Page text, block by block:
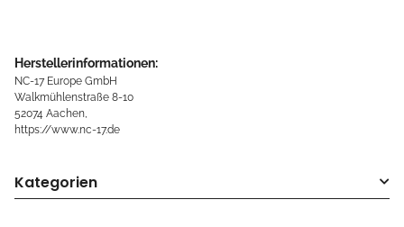
Herstellerinformationen:
NC-17 Europe GmbH
Walkmühlenstraße 8-10
52074 Aachen,
https://www.nc-17.de
Kategorien